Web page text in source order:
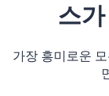
스
가장 흥미로운